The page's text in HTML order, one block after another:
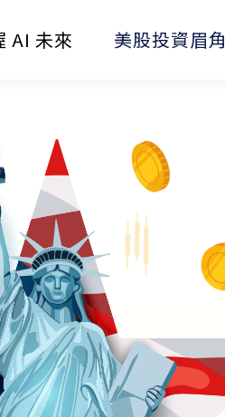
AI 未來 美股投資眉角